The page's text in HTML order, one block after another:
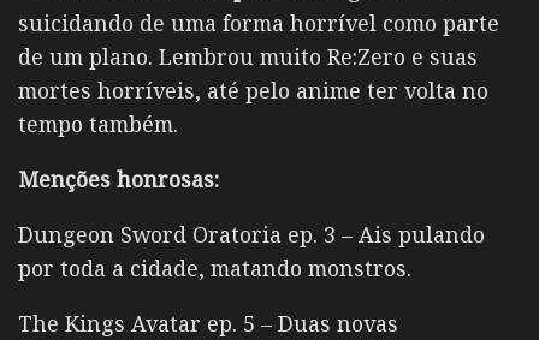
suicidando de uma forma horrível como parte
de um plano. Lembrou muito Re:Zero e suas
mortes horríveis, até pelo anime ter volta no
tempo também.
Menções honrosas:
Dungeon Sword Oratoria ep. 3 – Ais pulando
por toda a cidade, matando monstros.
The Kings Avatar ep. 5 – Duas novas